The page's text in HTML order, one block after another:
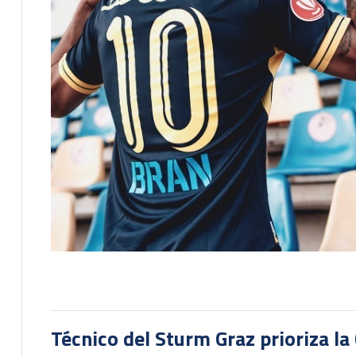
Técnico del Sturm Graz prioriza